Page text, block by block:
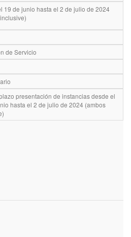
19 de junio hasta el 2 de julio de 2024
de Servicio
presentación de instancias desde el
hasta el 2 de julio de 2024 (ambos